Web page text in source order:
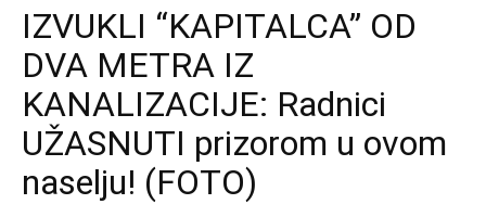
IZVUKLI “KAPITALCA” OD
DVA METRA IZ
KANALIZACIJE: Radnici
UŽASNUTI prizorom u ovom
naselju! (FOTO)